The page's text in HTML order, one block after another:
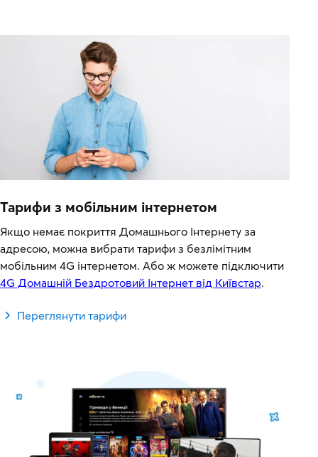
Тарифи з мобільним інтернетом
Якщо немає покриття Домашнього Інтернету за
адресою, можна вибрати тарифи з безлімітним
мобільним 4G інтернетом. Або ж можете підключити
4G Домашній Бездротовий Інтернет від Київстар.
Переглянути тарифи